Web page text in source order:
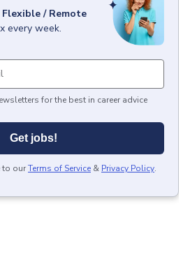
Flexible / Remote
every week.
for the best in career advice
Get jobs!
to ourTerms of Service & Privacy Policy.